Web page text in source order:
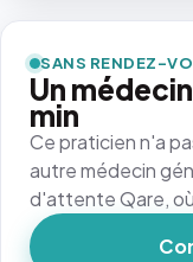
SANS RENDEZ-
Un
min
Ce praticien n'a
autre médecin
d'attente Qare,